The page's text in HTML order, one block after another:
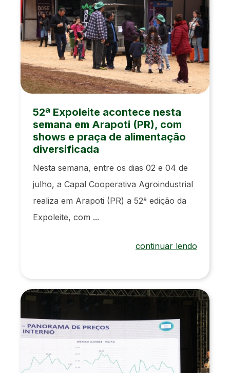
52ª Expoleite acontece nesta
semana em Arapoti (PR), com
shows e praça de alimentação
diversificada
Nesta semana, entre os dias 02 e 04 de
julho, a Capal Cooperativa Agroindustrial
realiza em Arapoti (PR) a 52ª edição da
Expoleite, com ...
continuar lendo